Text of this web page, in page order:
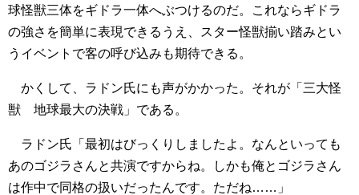
球怪獣三体をギドラ一体へぶつけるのだ。これならギドラ
の強さを簡単に表現できるうえ、スター怪獣揃い踏みとい
うイベントで客の呼び込みも期待できる。
かくして、ラドン氏にも声がかかった。それが「三大怪
獣 地球最大の決戦」である。
ラドン氏「最初はびっくりしましたよ。なんといっても
あのゴジラさんと共演ですからね。しかも俺とゴジラさん
は作中で同格の扱いだったんです。ただね……」